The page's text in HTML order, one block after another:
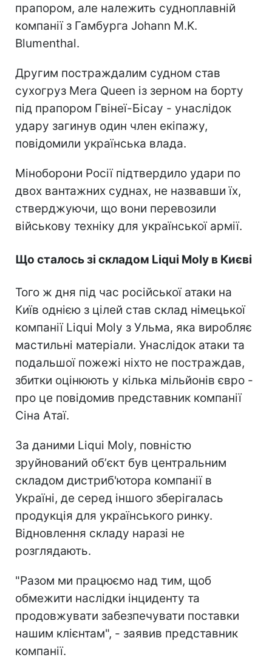
прапором, але належить судноплавній
компанії з Гамбурга Johann M.K.
Blumenthal.
Другим постраждалим судном став
сухогруз Mera Queen із зерном на борту
під прапором Гвінеї-Бісау - унаслідок
удару загинув один член екіпажу,
повідомили українська влада.
Міноборони Росії підтвердило удари по
двох вантажних суднах, не назвавши їх,
стверджуючи, що вони перевозили
військову техніку для української армії.
Що сталось зі складом Liqui Moly в Києві
Того ж дня під час російської атаки на
Київ однією з цілей став склад німецької
компанії Liqui Moly з Ульма, яка виробляє
мастильні матеріали. Унаслідок атаки та
подальшої пожежі ніхто не постраждав,
збитки оцінюють у кілька мільйонів євро -
про це повідомив представник компанії
Сіна Атаї.
За даними Liqui Moly, повністю
зруйнований обʼєкт був центральним
складом дистриб'ютора компанії в
Україні, де серед іншого зберігалась
продукція для українського ринку.
Відновлення складу наразі не
розглядають.
"Разом ми працюємо над тим, щоб
обмежити наслідки інциденту та
продовжувати забезпечувати поставки
нашим клієнтам", - заявив представник
компанії.